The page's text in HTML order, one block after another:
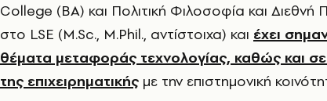
College (ΒΑ) και Πολιτική Φιλοσοφία και Διεθνή
στο LSE (M.Sc., M.Phil., αντίστοιχα) και έχει
θέματα μεταφοράς τεχνολογίας, καθώς και
της επιχειρηματικής με την επιστημονική